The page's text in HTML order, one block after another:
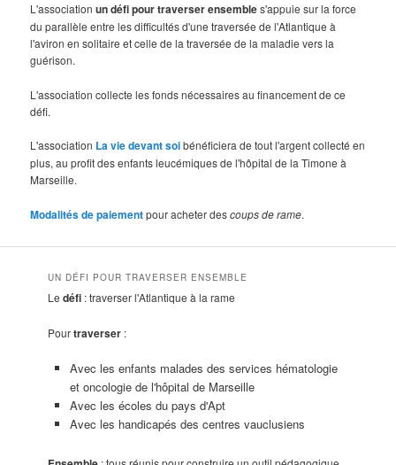
L'associationun défi pour traverser ensembles'appuie sur la force
du parallèle entre les difficultés d'une traversée de l'Atlantique à
l'aviron en solitaire et celle de la traversée de la maladie vers la
guérison.
L'association collecte les fonds nécessaires au financement de ce
défi.
L'association La vie devant soibénéficiera de tout l'argent collecté en
plus, au profit des enfants leucémiques de l'hôpital de la Timone à
Marseille.
Modalités de paiementpour acheter descoups de rame.
UN DÉFI POUR TRAVERSER ENSEMBLE
Ledéfi : traverser l'Atlantique à la rame
Pourtraverser :
Avec les enfants malades des services hématologie
et oncologie de l'hôpital de Marseille
Avec les écoles du pays d'Apt
Avec les handicapés des centres vauclusiens